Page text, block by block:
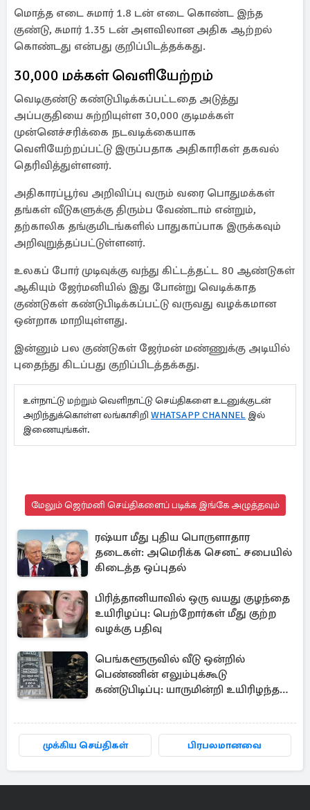
மொத்த எடை சுமார் 1.8 டன் எடை கொண்ட இந்த
குண்டு, சுமார் 1.35 டன் அளவிலான அதிக ஆற்றல்
கொண்டது என்பது குறிப்பிடத்தக்கது.
30,000 மக்கள் வெளியேற்றம்
வெடிகுண்டு கண்டுபிடிக்கப்பட்டதை அடுத்து
அப்பகுதியை சுற்றியுள்ள 30,000 குடிமக்கள்
முன்னெச்சரிக்கை நடவடிக்கையாக
வெளியேற்றப்பட்டு இருப்பதாக அதிகாரிகள் தகவல்
தெரிவித்துள்ளனர்.
அதிகாரப்பூர்வ அறிவிப்பு வரும் வரை பொதுமக்கள்
தங்கள் வீடுகளுக்கு திரும்ப வேண்டாம் என்றும்,
தற்காலிக தங்குமிடங்களில் பாதுகாப்பாக இருக்கவும்
அறிவுறுத்தப்பட்டுள்ளனர்.
உலகப் போர் முடிவுக்கு வந்து கிட்டத்தட்ட 80 ஆண்டுகள்
ஆகியும் ஜேர்மனியில் இது போன்று வெடிக்காத
குண்டுகள் கண்டுபிடிக்கப்பட்டு வருவது வழக்கமான
ஒன்றாக மாறியுள்ளது.
இன்னும் பல குண்டுகள் ஜேர்மன் மண்ணுக்கு அடியில்
புதைந்து கிடப்பது குறிப்பிடத்தக்கது.
உள்நாட்டு மற்றும் வெளிநாட்டு செய்திகளை உடனுக்குடன்
அறிந்துக்கொள்ள லங்காசிறி WHATSAPP CHANNEL இல்
இணையுங்கள்.
மேலும் ஜெர்மனி செய்திகளைப் படிக்க இங்கே அழுத்தவும்
ரஷ்யா மீது புதிய பொருளாதார
தடைகள்: அமெரிக்க செனட் சபையில்
கிடைத்த ஒப்புதல்
பிரித்தானியாவில் ஒரு வயது குழந்தை
உயிரிழப்பு: பெற்றோர்கள் மீது குற்ற
வழக்கு பதிவு
பெங்களூருவில் வீடு ஒன்றில்
பெண்ணின் எலும்புக்கூடு
கண்டுபிடிப்பு: யாருமின்றி உயிரிழந்த
முக்கிய செய்திகள் பிரபலமானவை